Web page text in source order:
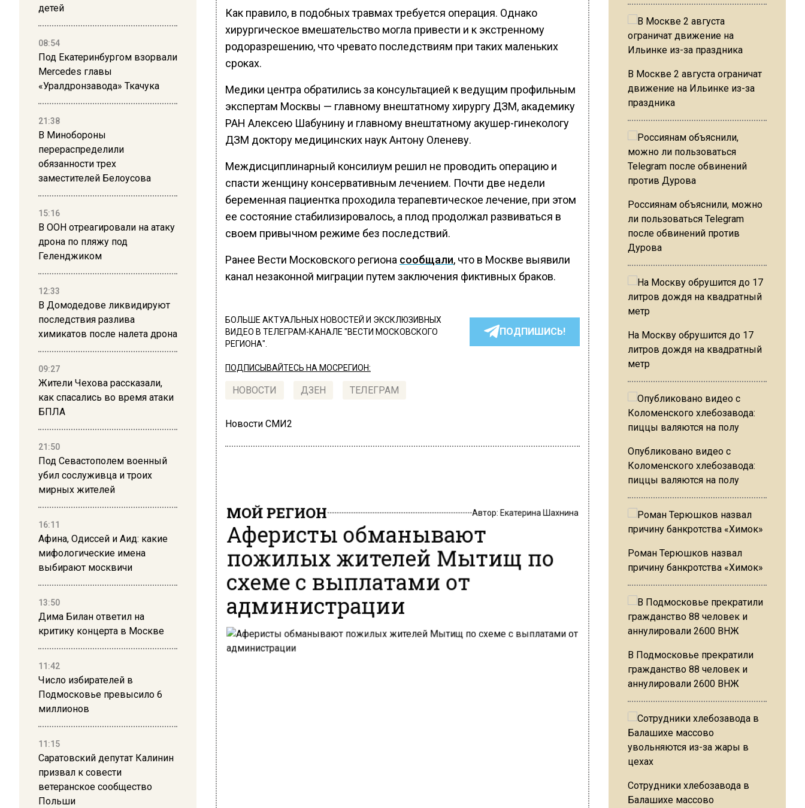
детей
08:54
Под Екатеринбургом взорвали
Mercedes главы
«Уралдронзавода» Ткачука
21:38
В Минобороны
перераспределили
обязанности трех
заместителей Белоусова
15:16
В ООН отреагировали на атаку
дрона по пляжу под
Геленджиком
12:33
В Домодедове ликвидируют
последствия разлива
химикатов после налета дрона
09:27
Жители Чехова рассказали,
как спасались во время атаки
БПЛА
21:50
Под Севастополем военный
убил сослуживца и троих
мирных жителей
16:11
Афина, Одиссей и Аид: какие
мифологические имена
выбирают москвичи
13:50
Дима Билан ответил на
критику концерта в Москве
11:42
Число избирателей в
Подмосковье превысило 6
миллионов
11:15
Саратовский депутат Калинин
призвал к совести
ветеранское сообщество
Польши
Как правило, в подобных травмах требуется операция. Однако
хирургическое вмешательство могла привести и к экстренному
родоразрешению, что чревато последствиям при таких маленьких
сроках.
Медики центра обратились за консультацией к ведущим профильным
экспертам Москвы — главному внештатному хирургу ДЗМ, академику
РАН Алексею Шабунину и главному внештатному акушер-гинекологу
ДЗМ доктору медицинских наук Антону Оленеву.
Междисциплинарный консилиум решил не проводить операцию и
спасти женщину консервативным лечением. Почти две недели
беременная пациентка проходила терапевтическое лечение, при этом
ее состояние стабилизировалось, а плод продолжал развиваться в
своем привычном режиме без последствий.
Ранее Вести Московского региона сообщали, что в Москве выявили
канал незаконной миграции путем заключения фиктивных браков.
БОЛЬШЕ АКТУАЛЬНЫХ НОВОСТЕЙ И ЭКСКЛЮЗИВНЫХ
ВИДЕО В ТЕЛЕГРАМ-КАНАЛЕ "ВЕСТИ МОСКОВСКОГО
РЕГИОНА".
ПОДПИШИСЬ!
ПОДПИСЫВАЙТЕСЬ НА МОСРЕГИОН:
НОВОСТИ ДЗЕН ТЕЛЕГРАМ
Новости СМИ2
МОЙ РЕГИОН Автор:Екатерина Шахнина
Аферисты обманывают
пожилых жителей Мытищ по
схеме с выплатами от
администрации
В Москве 2 августа ограничат
движение на Ильинке из-за
праздника
Россиянам объяснили, можно
ли пользоваться Telegram
после обвинений против
Дурова
На Москву обрушится до 17
литров дождя на квадратный
метр
Опубликовано видео с
Коломенского хлебозавода:
пиццы валяются на полу
Роман Терюшков назвал
причину банкротства «Химок»
В Подмосковье прекратили
гражданство 88 человек и
аннулировали 2600 ВНЖ
Сотрудники хлебозавода в
Балашихе массово